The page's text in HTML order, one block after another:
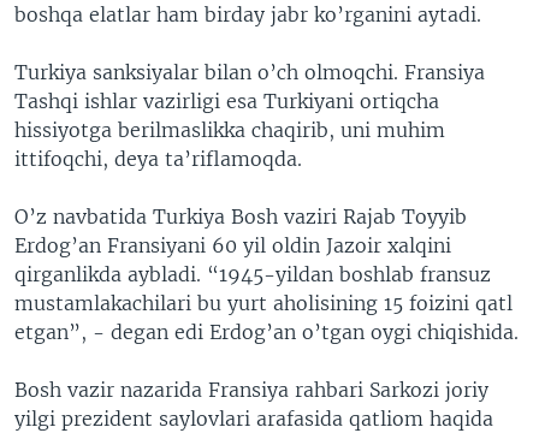
boshqa elatlar ham birday jabr ko’rganini aytadi.
Turkiya sanksiyalar bilan o’ch olmoqchi. Fransiya
Tashqi ishlar vazirligi esa Turkiyani ortiqcha
hissiyotga berilmaslikka chaqirib, uni muhim
ittifoqchi, deya ta’riflamoqda.
O’z navbatida Turkiya Bosh vaziri Rajab Toyyib
Erdog’an Fransiyani 60 yil oldin Jazoir xalqini
qirganlikda aybladi. “1945-yildan boshlab fransuz
mustamlakachilari bu yurt aholisining 15 foizini qatl
etgan”, - degan edi Erdog’an o’tgan oygi chiqishida.
Bosh vazir nazarida Fransiya rahbari Sarkozi joriy
yilgi prezident saylovlari arafasida qatliom haqida